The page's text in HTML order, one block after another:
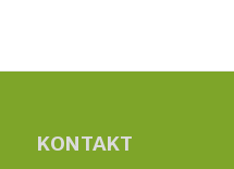
KONTAKT